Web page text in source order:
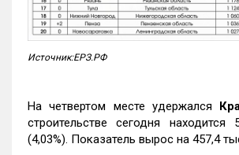
Источник:ЕРЗ.РФ
На четвертом месте удержался
строительстве сегодня
(4,03%). Показатель вырос на 457,4